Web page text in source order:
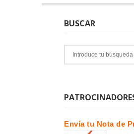
BUSCAR
Envía tu Nota de